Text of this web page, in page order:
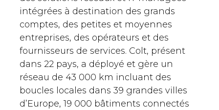
intégrées à destination des grands
comptes, des petites et moyennes
entreprises, des opérateurs et des
fournisseurs de services. Colt, présent
dans 22 pays, a déployé et gère un
réseau de 43 000 km incluant des
boucles locales dans 39 grandes villes
d’Europe, 19 000 bâtiments connectés